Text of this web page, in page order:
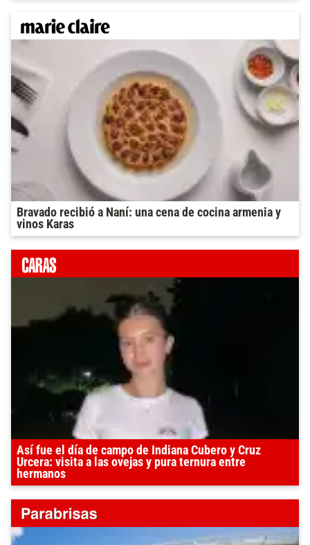
Bravado recibió a Naní: una cena de cocina armenia y
vinos Karas
Así fue el día de campo de Indiana Cubero y Cruz
Urcera: visita a las ovejas y pura ternura entre
hermanos